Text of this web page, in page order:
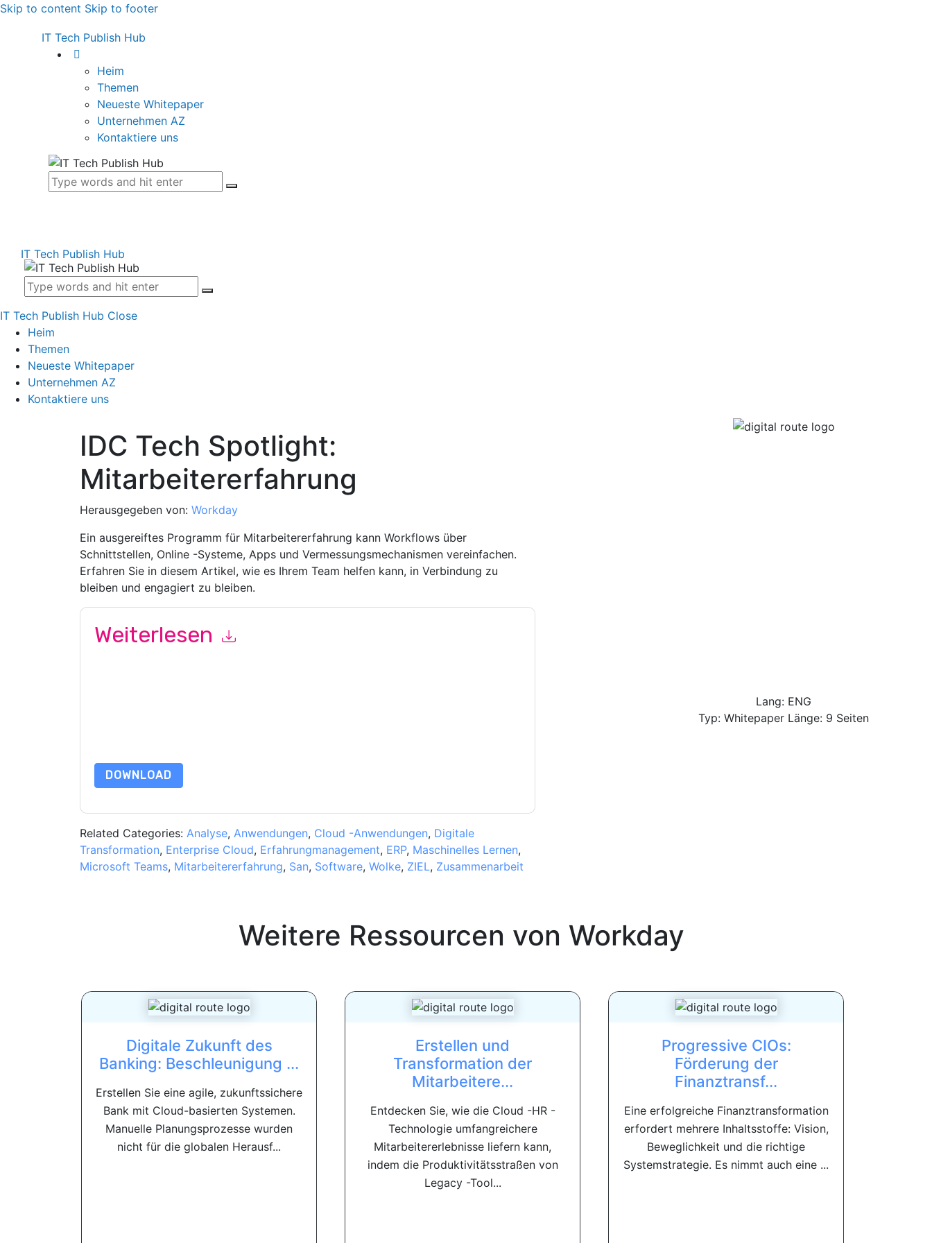
Skip to content Skip to footer
IT Tech Publish Hub
Heim
Themen
Neueste Whitepaper
Unternehmen AZ
Kontaktiere uns
IT Tech Publish Hub
IT Tech Publish Hub Close
Heim
Themen
Neueste Whitepaper
Unternehmen AZ
Kontaktiere uns
IDC Tech Spotlight:
Mitarbeitererfahrung
Herausgegeben von: Workday
Ein ausgereiftes Programm für Mitarbeitererfahrung kann Workflows über
Schnittstellen, Online -Systeme, Apps und Vermessungsmechanismen vereinfachen.
Erfahren Sie in diesem Artikel, wie es Ihrem Team helfen kann, in Verbindung zu
bleiben und engagiert zu bleiben.
Weiterlesen
DOWNLOAD
Related Categories: Analyse, Anwendungen, Cloud -Anwendungen, Digitale
Transformation, Enterprise Cloud, Erfahrungmanagement, ERP, Maschinelles Lernen,
Microsoft Teams, Mitarbeitererfahrung, San, Software, Wolke, ZIEL, Zusammenarbeit
Lang: ENG
Typ: Whitepaper Länge: 9 Seiten
Weitere Ressourcen von Workday
Digitale Zukunft des
Banking: Beschleunigung ...
Erstellen Sie eine agile, zukunftssichere
Bank mit Cloud-basierten Systemen.
Manuelle Planungsprozesse wurden
nicht für die globalen Herausf...
Erstellen und
Transformation der
Mitarbeitere...
Entdecken Sie, wie die Cloud -HR -
Technologie umfangreichere
Mitarbeitererlebnisse liefern kann,
indem die Produktivitätsstraßen von
Legacy -Tool...
Progressive CIOs:
Förderung der
Finanztransf...
Eine erfolgreiche Finanztransformation
erfordert mehrere Inhaltsstoffe: Vision,
Beweglichkeit und die richtige
Systemstrategie. Es nimmt auch eine ...